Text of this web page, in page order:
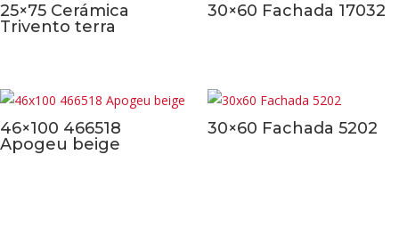
25×75 Cerámica
Trivento terra
30×60 Fachada 17032
46×100 466518
Apogeu beige
30×60 Fachada 5202